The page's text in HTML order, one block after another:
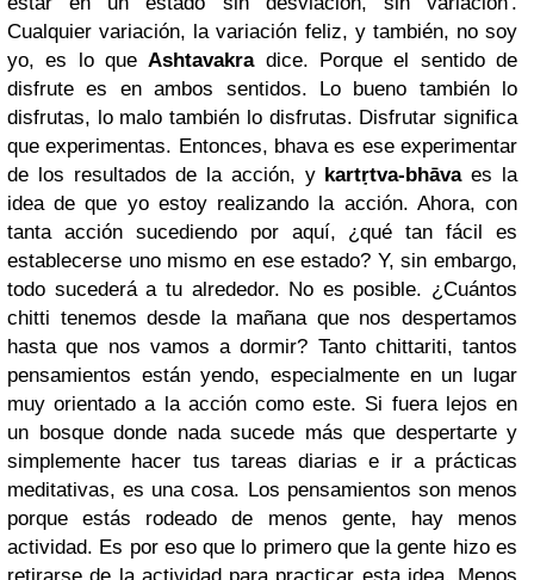
Cualquier variación, la variación feliz, y también, no soy
yo, es lo queAshtavakra dice. Porque el sentido de
disfrute es en ambos sentidos. Lo bueno también lo
disfrutas, lo malo también lo disfrutas. Disfrutar significa
que experimentas. Entonces, bhava es ese experimentar
de los resultados de la acción, y kartṛtva-bhāvaes la
idea de que yo estoy realizando la acción. Ahora, con
tanta acción sucediendo por aquí, ¿qué tan fácil es
establecerse uno mismo en ese estado? Y, sin embargo,
todo sucederá a tu alrededor. No es posible. ¿Cuántos
chitti tenemos desde la mañana que nos despertamos
hasta que nos vamos a dormir? Tanto chittariti, tantos
pensamientos están yendo, especialmente en un lugar
muy orientado a la acción como este. Si fuera lejos en
un bosque donde nada sucede más que despertarte y
simplemente hacer tus tareas diarias e ir a prácticas
meditativas, es una cosa. Los pensamientos son menos
porque estás rodeado de menos gente, hay menos
actividad. Es por eso que lo primero que la gente hizo es